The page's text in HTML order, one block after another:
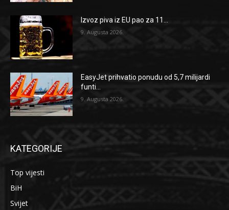
Izvoz piva iz EU pao za 11...
9. Augusta 2026.
EasyJet prihvatio ponudu od 5,7 milijardi
funti...
9. Augusta 2026.
KATEGORIJE
Top vijesti
BiH
Svijet